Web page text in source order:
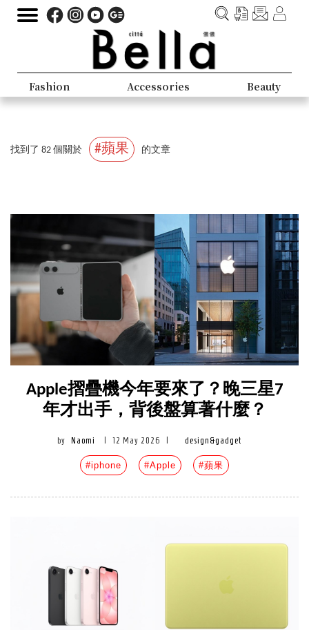
Fashion Accessories Beauty
找到了 82 個關於 #蘋果 的文章
Apple摺疊機今年要來了？晚三星7
年才出手，背後盤算著什麼？
by Naomi 12 May 2026 design&gadget
#iphone #Apple #蘋果